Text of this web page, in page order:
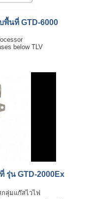
พื้นที่ GTD-6000
below TLV
รุ่น GTD-2000Ex
ลุ่มแก๊สไวไฟ